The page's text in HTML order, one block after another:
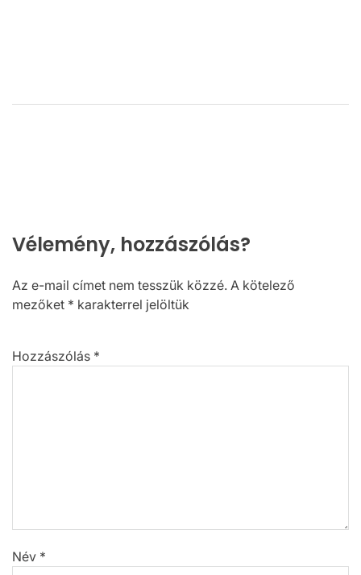
Vélemény, hozzászólás?
Az e-mail címet nem tesszük közzé. A kötelező
mezőket * karakterrel jelöltük
Hozzászólás *
Név *